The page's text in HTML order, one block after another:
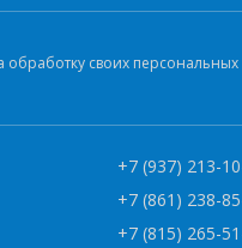
обработку своих
+7 (937) 213-
+7 (861) 238-
+7 (815) 265-